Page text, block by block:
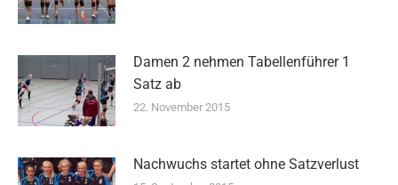
Damen 2 nehmen Tabellenführer 1
Satz ab
22. November 2015
Nachwuchs startet ohne Satzverlust